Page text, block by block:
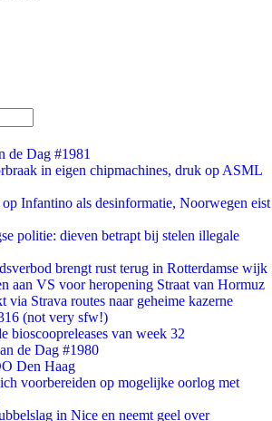
de Dag #1981
in eigen chipmachines, druk op ASML
Infantino als desinformatie, Noorwegen eist
politie: dieven betrapt bij stelen illegale
brengt rust terug in Rotterdamse wijk
aan VS voor heropening Straat van Hormuz
via Strava routes naar geheime kazerne
(not very sfw!)
bioscoopreleases van week 32
de Dag #1980
Den Haag
voorbereiden op mogelijke oorlog met
in Nice en neemt geel over